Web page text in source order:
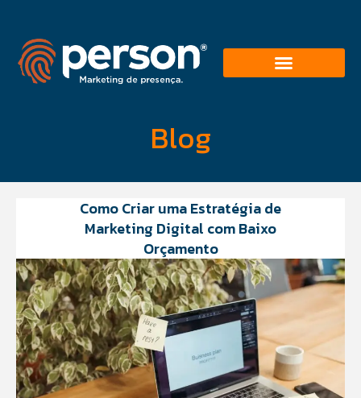
Blog
Como Criar uma Estratégia de
Marketing Digital com Baixo
Orçamento